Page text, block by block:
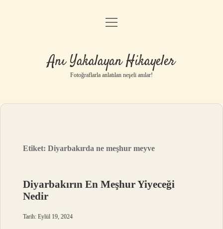
Anasayfa
Yasal Uyarı
menüyü
Anı Yakalayan Hikayeler
Fotoğraflarla anlatılan neşeli anılar!
Etiket:Diyarbakırda ne meşhur meyve
Diyarbakırın En Meşhur Yiyeceği
Nedir
Tarih: Eylül 19, 2024